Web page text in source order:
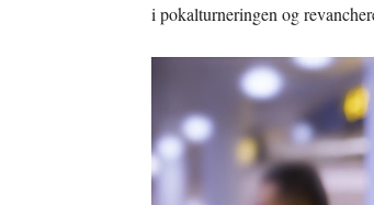
i pokalturneringen og